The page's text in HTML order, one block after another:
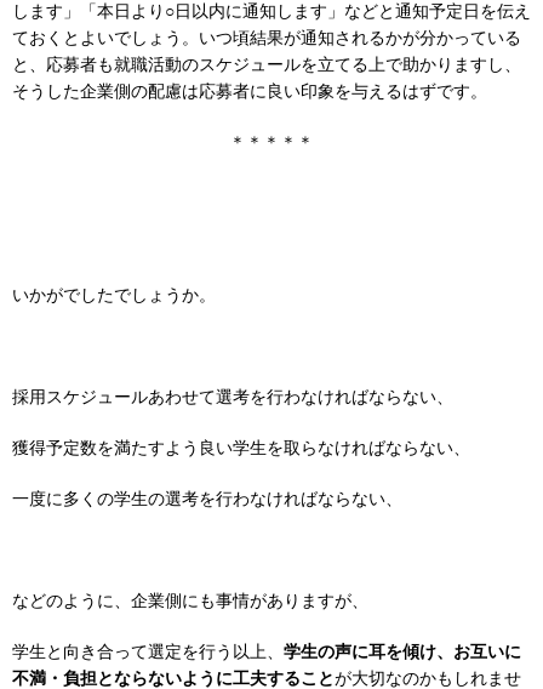
します」「本日より○日以内に通知します」などと通知予定日を伝え
ておくとよいでしょう。いつ頃結果が通知されるかが分かっている
と、応募者も就職活動のスケジュールを立てる上で助かりますし、
そうした企業側の配慮は応募者に良い印象を与えるはずです。
＊＊＊＊＊
いかがでしたでしょうか。
採用スケジュールあわせて選考を行わなければならない、
獲得予定数を満たすよう良い学生を取らなければならない、
一度に多くの学生の選考を行わなければならない、
などのように、企業側にも事情がありますが、
学生と向き合って選定を行う以上、 学生の声に耳を傾け、お互いに
不満・負担とならないように工夫することが大切なのかもしれませ